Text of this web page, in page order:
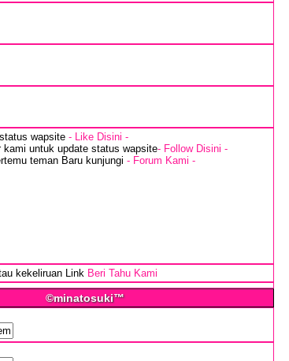
wapsite - Like Disini -
kami untuk update status wapsite- Follow Disini -
teman Baru kunjungi - Forum Kami -
kekeliruan Link Beri Tahu Kami
©minatosuki™